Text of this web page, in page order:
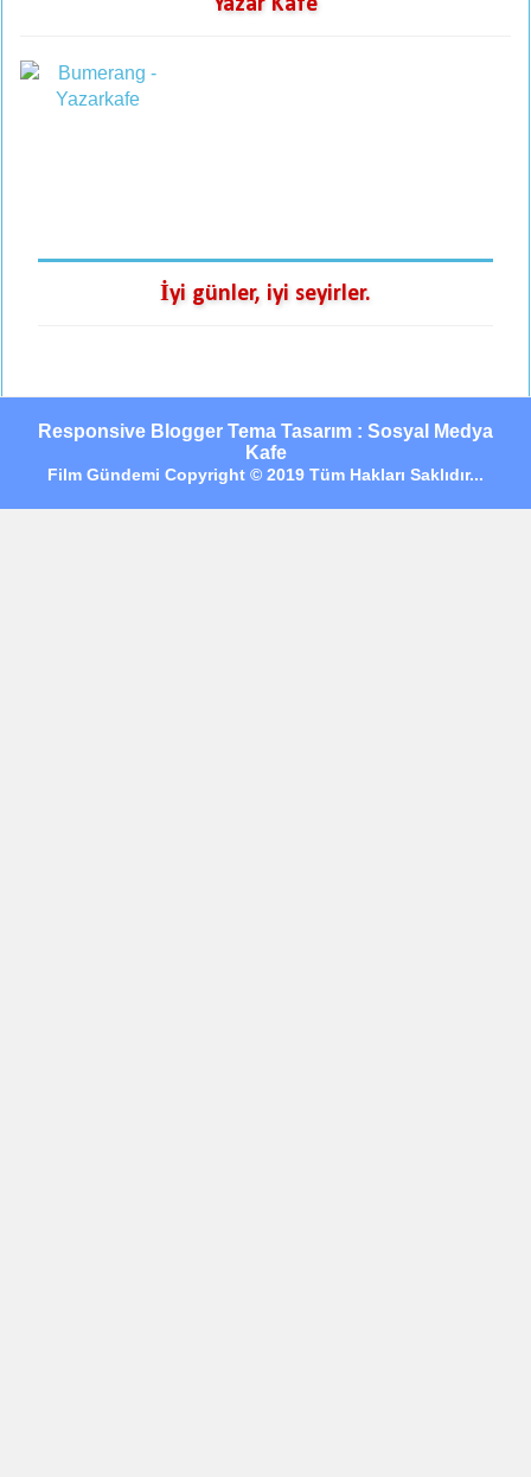
İyi günler, iyi seyirler.
Responsive Blogger Tema Tasarım : Sosyal Medya
Kafe
Film Gündemi Copyright © 2019 Tüm Hakları Saklıdır...